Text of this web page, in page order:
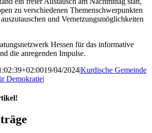
zu verschiedenen Themenschwerpunkten
und Vernetzungsmöglichkeiten
Hessen für das informative
die anregenden Impulse.
19/04/2024|Kurdische Gemeinde
Demokratie|